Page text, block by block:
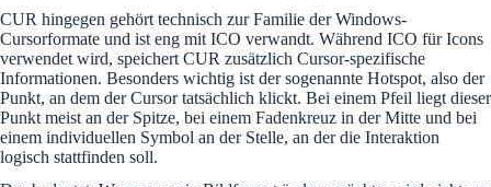
CUR hingegen gehört technisch zur Familie der Windows-
Cursorformate und ist eng mit ICO verwandt. Während ICO für Icons
verwendet wird, speichert CUR zusätzlich Cursor-spezifische
Informationen. Besonders wichtig ist der sogenannte Hotspot, also der
Punkt, an dem der Cursor tatsächlich klickt. Bei einem Pfeil liegt dieser
Punkt meist an der Spitze, bei einem Fadenkreuz in der Mitte und bei
einem individuellen Symbol an der Stelle, an der die Interaktion
logisch stattfinden soll.